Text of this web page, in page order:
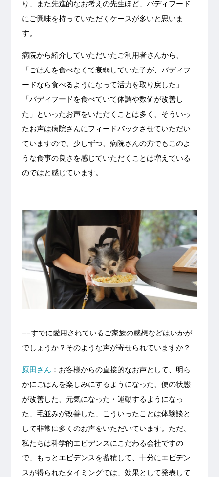
り、また先進的なお考えの先生ほど、バディフード
にご興味を持っていただくケースが多いと思いま
す。
病院から紹介していただいたご利用者さんから、
「ごはんを食べなくて衰弱していた子が、バディフ
ードなら食べるようになって活力を取り戻した」
「バディフードを食べていて体調や数値が改善し
た」といったお声をいただくことは多く、そういっ
たお声は病院さんにフィードバックさせていただい
ていますので、少しずつ、病院さんの方でもこのよ
うな食事の良さを感じていただくことは増えている
のではと感じています。
−−すでに愛用されているご家族の感想などはいかが
でしょうか？そのような声が寄せられていますか？
原田さん ：お客様からの直接的なお声として、明ら
かにごはんを楽しみにするようになった、便の状態
が改善した、元気になった・運動するようになっ
た、毛並みが改善した、こういったことは体験談と
して非常に多くのお声をいただいています。ただ、
私たちは科学的エビデンスにこだわる会社ですの
で、もっとエビデンスを蓄積して、十分にエビデン
スが得られたタイミングでは、効果として発表して